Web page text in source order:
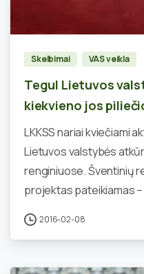
Skelbimai VAS veikla
Tegul Lietuvos
kiekvieno jos
LKKSS nariai kviečiami
Lietuvos valstybės
renginiuose. Šventinių
projektas pateikiamas
2016-02-08